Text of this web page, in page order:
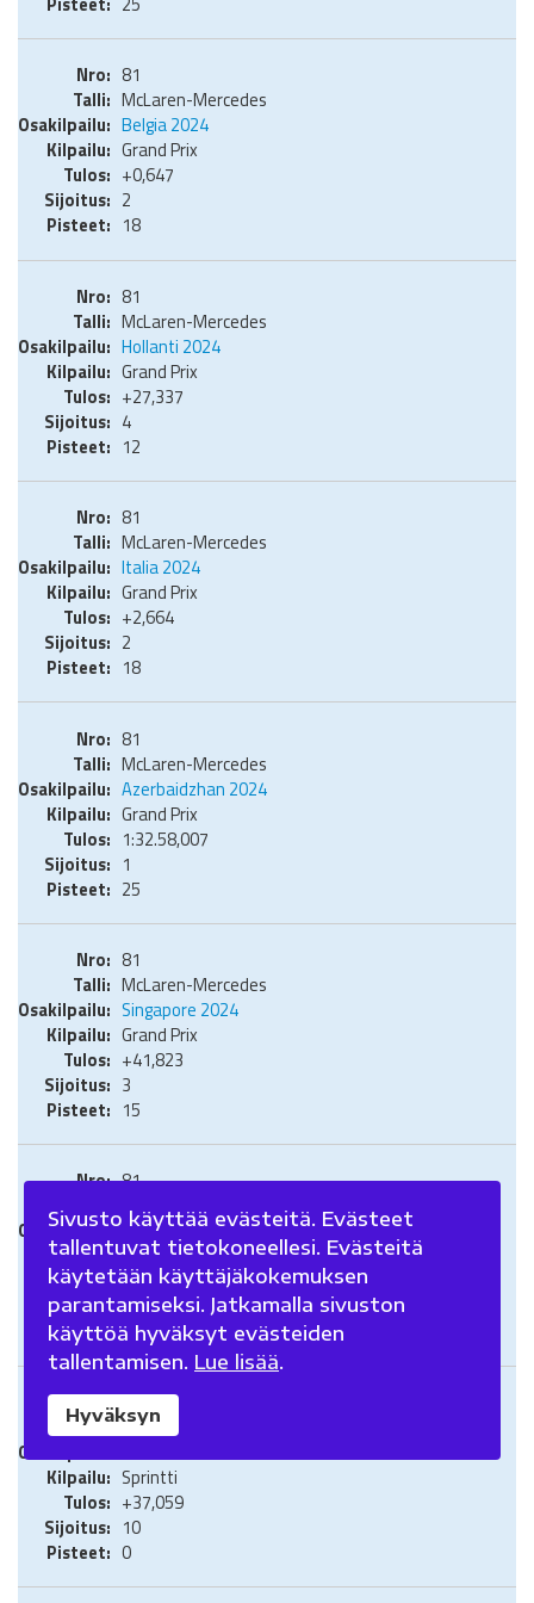
81
McLaren-Mercedes
Belgia 2024
Grand Prix
+0,647
2
18
81
McLaren-Mercedes
Hollanti 2024
Grand Prix
+27,337
4
12
81
McLaren-Mercedes
Italia 2024
Grand Prix
+2,664
2
18
81
McLaren-Mercedes
Azerbaidzhan 2024
Grand Prix
1:32.58,007
1
25
81
McLaren-Mercedes
Singapore 2024
Grand Prix
+41,823
3
15
81
McLaren-Mercedes
USA 2024
Grand Prix
+21,921
5
10
81
McLaren-Mercedes
Sprintti
+37,059
10
0
Sivusto käyttää evästeitä. Evästeet
tallentuvat tietokoneellesi. Evästeitä
käytetään käyttäjäkokemuksen
parantamiseksi. Jatkamalla sivuston
käyttöä hyväksyt evästeiden
tallentamisen. Lue lisää.
Hyväksyn